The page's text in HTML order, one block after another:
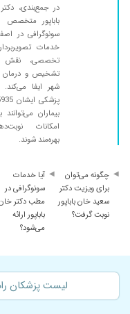
در جمع‌بندی،
باباپور متخصص
سونوگرافی در
خدمات
تخصصی، نقش
تشخیص و درمان
شهر ایفا می‌کند.
بیماران
امکانات
بهره‌مند شوند.
چگونه می‌توان
برای ویزیت دکتر
سعید خان باباپور
نوبت گرفت؟
آیا خدمات
سونوگرافی در
مطب دکتر
باباپور ارائه
می‌شود؟
لیست پزشکان